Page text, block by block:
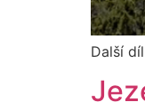
Další